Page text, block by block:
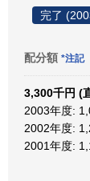
完了
配分額 *注記
3,300千円 (
2003年度:
2002年度:
2001年度: